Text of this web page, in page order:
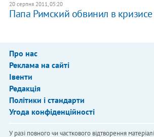
20 серпня 2011, 05:20
Папа Римский обвинил в
Про нас
Реклама на сайті
Івенти
Редакція
Політики і стандарти
Угода конфіденційності
У разі повного чи часткового відтворення